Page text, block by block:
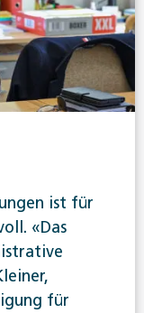
ist für
«Das
für